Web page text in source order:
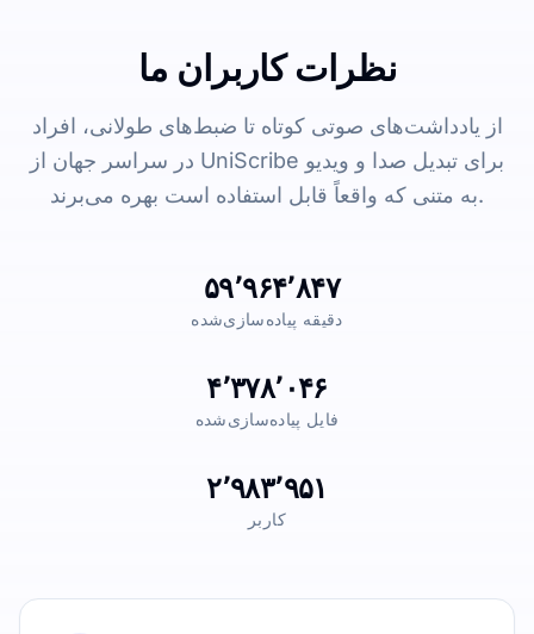
نظرات کاربران ما
از یادداشت‌های صوتی کوتاه تا ضبط‌های طولانی، افراد
در سراسر جهان از UniScribe برای تبدیل صدا و ویدیو
به متنی که واقعاً قابل استفاده است بهره می‌برند.
۵۹٬۹۶۴٬۸۴۷
دقیقه پیاده‌سازی‌شده
۴٬۳۷۸٬۰۴۶
فایل پیاده‌سازی‌شده
۲٬۹۸۳٬۹۵۱
کاربر